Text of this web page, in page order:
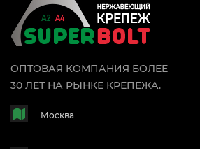
ОПТОВАЯ КОМПАНИЯ БОЛЕЕ
30 ЛЕТ НА РЫНКЕ КРЕПЕЖА.
Москва